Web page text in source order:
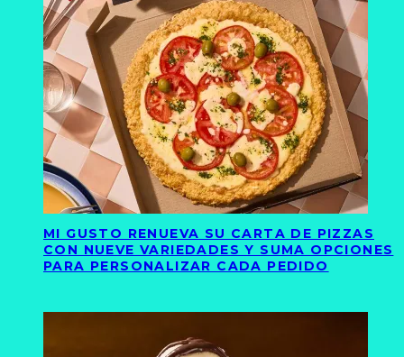
MI GUSTO RENUEVA SU CARTA DE PIZZAS
CON NUEVE VARIEDADES Y SUMA OPCIONES
PARA PERSONALIZAR CADA PEDIDO